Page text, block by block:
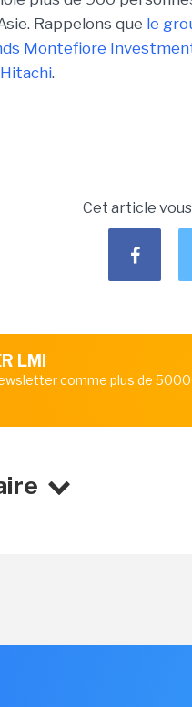
Rappelons que le
Montefiore
.
Cet article vous
LMI
comme plus de